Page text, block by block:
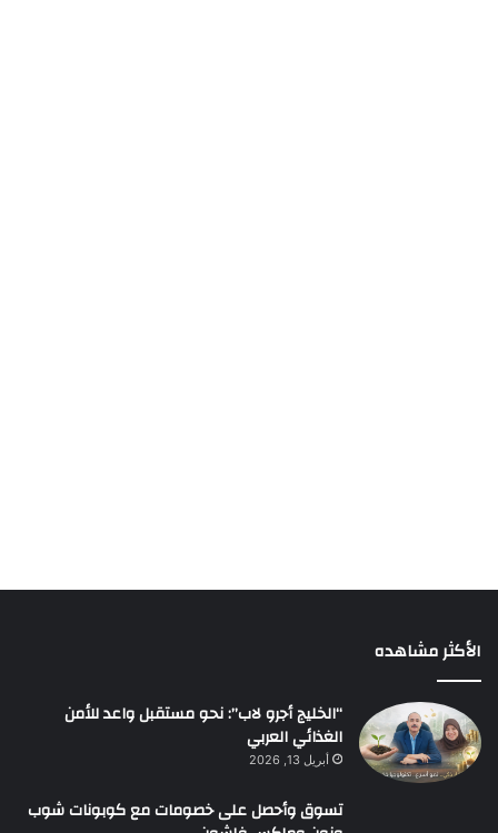
الأكثر مشاهده
“الخليج أجرو لاب”: نحو مستقبل واعد للأمن
الغذائي العربي
أبريل 13, 2026
تسوق وأحصل على خصومات مع كوبونات شوب